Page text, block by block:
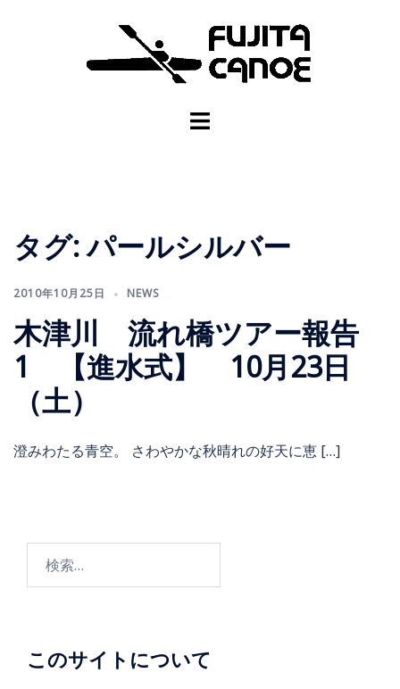
タグ:パールシルバー
2010年10月25日 NEWS
木津川 流れ橋ツアー報告
1 【進水式】 10月23日
（土）
澄みわたる青空。 さわやかな秋晴れの好天に恵 […]
このサイトについて